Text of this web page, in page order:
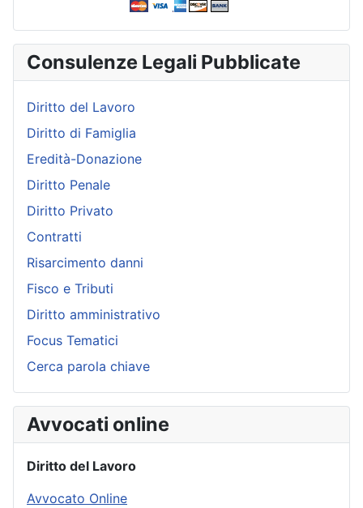
Consulenze Legali Pubblicate
Diritto del Lavoro
Diritto di Famiglia
Eredità-Donazione
Diritto Penale
Diritto Privato
Contratti
Risarcimento danni
Fisco e Tributi
Diritto amministrativo
Focus Tematici
Cerca parola chiave
Avvocati online
Diritto del Lavoro
Avvocato Online